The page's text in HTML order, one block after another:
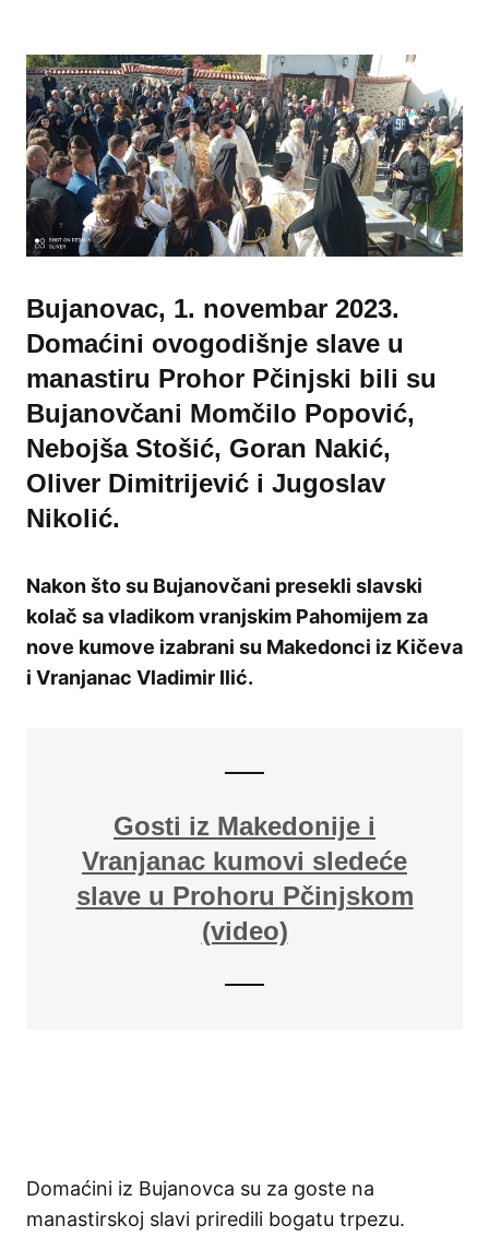
Bujanovac, 1. novembar 2023.
Domaćini ovogodišnje slave u
manastiru Prohor Pčinjski bili su
Bujanovčani Momčilo Popović,
Nebojša Stošić, Goran Nakić,
Oliver Dimitrijević i Jugoslav
Nikolić.
Nakon što su Bujanovčani presekli slavski
kolač sa vladikom vranjskim Pahomijem za
nove kumove izabrani su Makedonci iz Kičeva
i Vranjanac Vladimir Ilić.
Gosti iz Makedonije i
Vranjanac kumovi sledeće
slave u Prohoru Pčinjskom
(video)
Domaćini iz Bujanovca su za goste na
manastirskoj slavi priredili bogatu trpezu.